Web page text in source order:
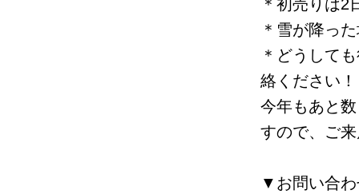
＊初売りは2
＊雪が降っ
＊どうして
絡ください！
今年もあと
すので、ご
▼お問い合